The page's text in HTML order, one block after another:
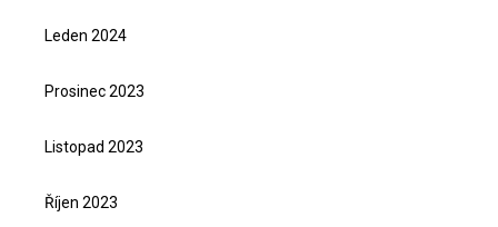
Leden 2024
Prosinec 2023
Listopad 2023
Říjen 2023